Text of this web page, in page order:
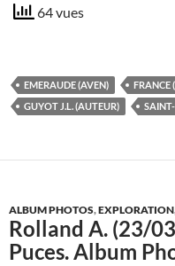
64 vues
EMERAUDE (AVEN) FRANCE
GUYOT J.L. (AUTEUR)
ALBUM PHOTOS,EXPLORATION
Rolland A. (23/
Puces. Album